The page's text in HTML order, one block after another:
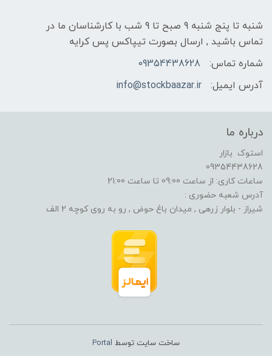
شنبه تا پنج شنبه 9 صبح تا 9 شب با کارشناسان ما در
تماس باشید , ارسال بصورت تیپاکس پس کرایه
شماره تماس:
09354438628
آدرس ایمیل:
info@stockbaazar.ir
درباره ما
استوک بازار
09354438628
ساعات کاری: از ساعت 09:00 تا ساعت 21:00
آدرس شعبه حضوری :
شیراز - بلوار زرهی , میدان باغ حوض , رو به روی کوچه 2 الف
ساخت سایت توسط Portal